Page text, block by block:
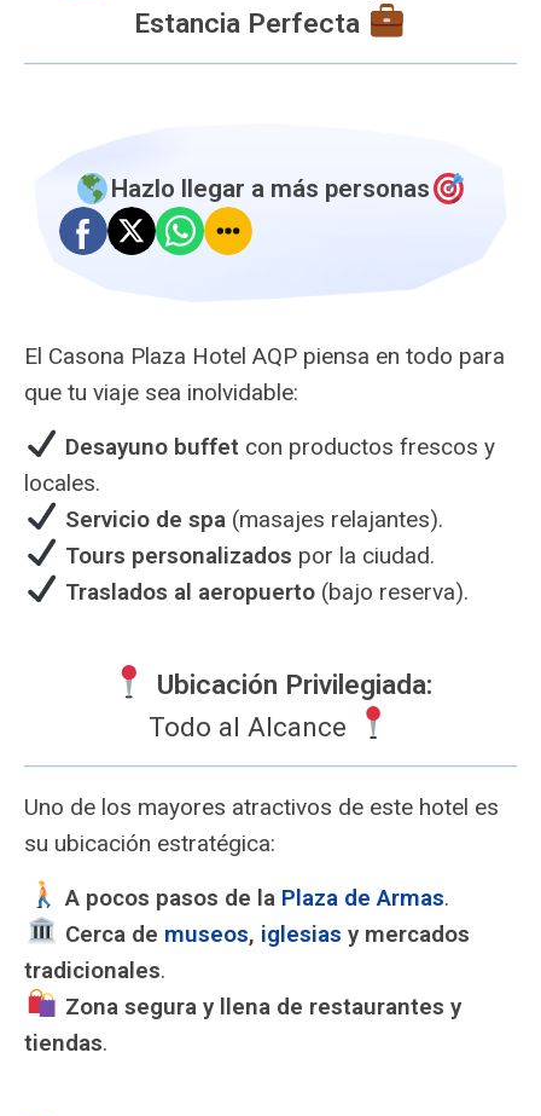
Estancia Perfecta
Hazlo llegar a más personas
El Casona Plaza Hotel AQP piensa en todo para
que tu viaje sea inolvidable:
Desayuno buffet con productos frescos y
locales.
Servicio de spa(masajes relajantes).
Tours personalizados por la ciudad.
Traslados al aeropuerto(bajo reserva).
Ubicación Privilegiada:
Todo al Alcance
Uno de los mayores atractivos de este hotel es
su ubicación estratégica:
A pocos pasos de la Plaza de Armas.
Cerca de museos, iglesias y mercados
tradicionales.
Zona segura y llena de restaurantes y
tiendas.